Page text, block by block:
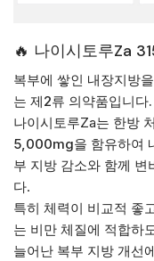
🔥 나이시토루Za
복부에 쌓인 내장지방
는 제2류 의약품입니다.
나이시토루Za는 한방
5,000mg을 함유하여
부 지방 감소와 함께 변
다.
특히 체력이 비교적 좋
는 비만 체질에 적합하
늘어난 복부 지방 개선